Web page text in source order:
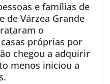
e famílias de
de Várzea Grande
o
próprias por
chegou a adquirir
menos iniciou a